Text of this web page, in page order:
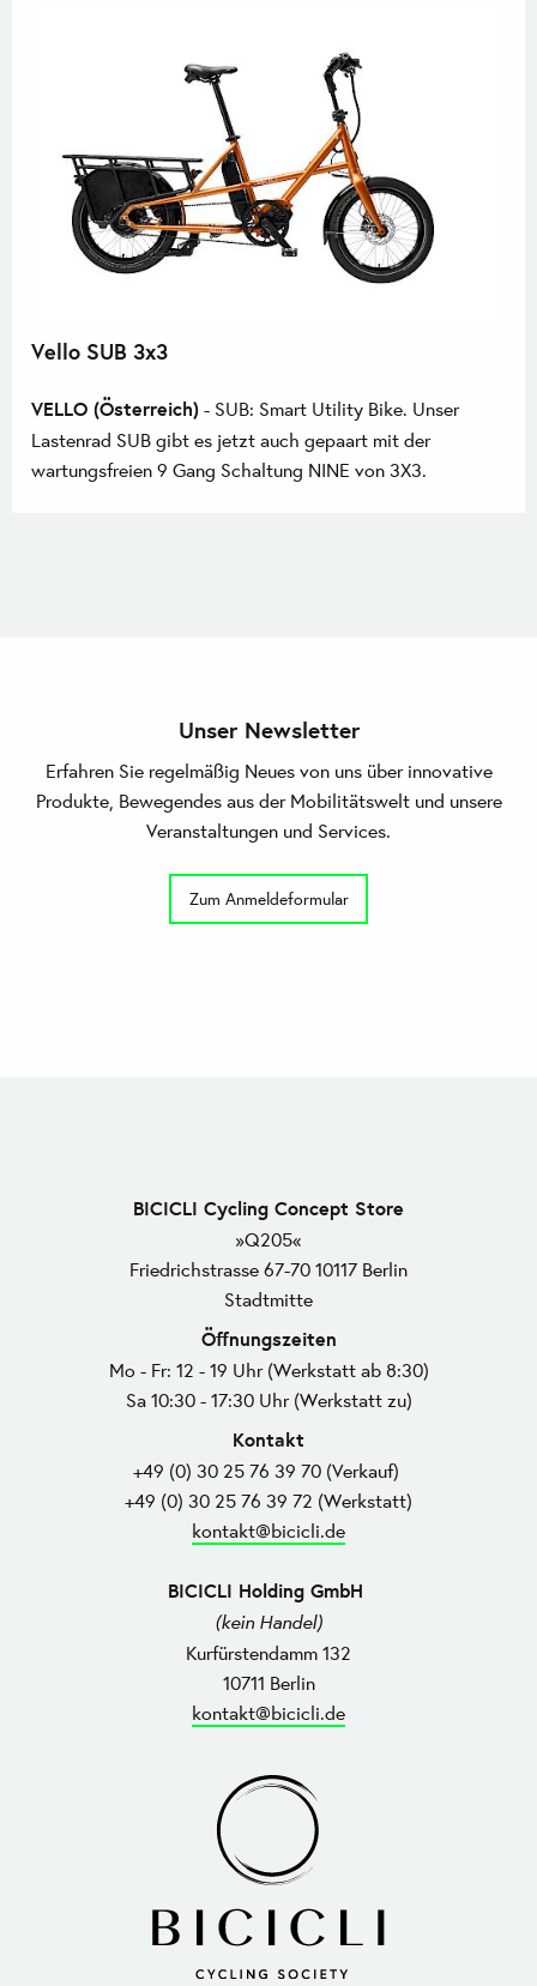
Vello SUB 3x3
VELLO (Österreich)- SUB: Smart Utility Bike. Unser
Lastenrad SUB gibt es jetzt auch gepaart mit der
wartungsfreien 9 Gang Schaltung NINE von 3X3.
Unser Newsletter
Erfahren Sie regelmäßig Neues von uns über innovative
Produkte, Bewegendes aus der Mobilitätswelt und unsere
Veranstaltungen und Services.
Zum Anmeldeformular
BICICLI Cycling Concept Store
»Q205«
Friedrichstrasse 67-70 10117 Berlin
Stadtmitte
Öffnungszeiten
Mo - Fr: 12 - 19 Uhr (Werkstatt ab 8:30)
Sa 10:30 - 17:30 Uhr (Werkstatt zu)
Kontakt
+49 (0) 30 25 76 39 70 (Verkauf)
+49 (0) 30 25 76 39 72 (Werkstatt)
kontakt@bicicli.de
BICICLI Holding GmbH
(kein Handel)
Kurfürstendamm 132
10711 Berlin
kontakt@bicicli.de